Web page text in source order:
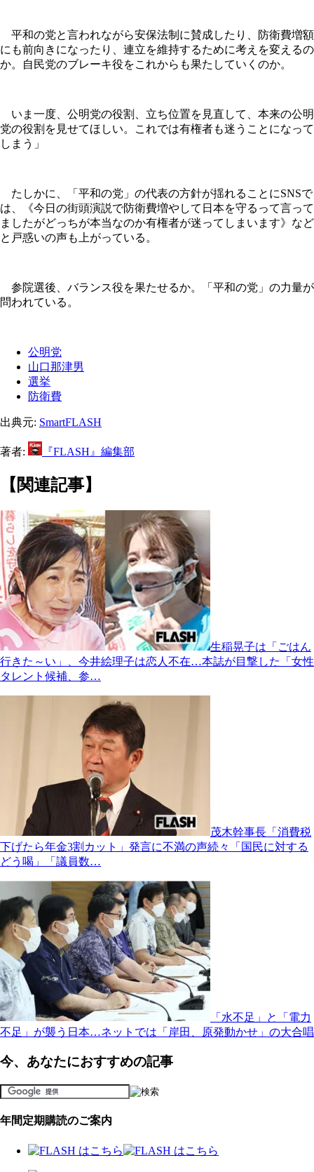
平和の党と言われながら安保法制に賛成したり、防衛費増額
にも前向きになったり、連立を維持するために考えを変えるの
か。自民党のブレーキ役をこれからも果たしていくのか。
いま一度、公明党の役割、立ち位置を見直して、本来の公明
党の役割を見せてほしい。これでは有権者も迷うことになって
しまう」
たしかに、「平和の党」の代表の方針が揺れることにSNSで
は、《今日の街頭演説で防衛費増やして日本を守るって言って
ましたがどっちが本当なのか有権者が迷ってしまいます》など
と戸惑いの声も上がっている。
参院選後、バランス役を果たせるか。「平和の党」の力量が
問われている。
公明党
山口那津男
選挙
防衛費
出典元: SmartFLASH
著者: 『FLASH』編集部
【関連記事】
生稲晃子は「ごはん
行きた～い」、今井絵理子は恋人不在…本誌が目撃した「女性
タレント候補、参…
茂木幹事長「消費税
下げたら年金3割カット」発言に不満の声続々「国民に対する
どう喝」「議員数…
「水不足」と「電力
不足」が襲う日本…ネットでは「岸田、原発動かせ」の大合唱
今、あなたにおすすめの記事
年間定期購読のご案内